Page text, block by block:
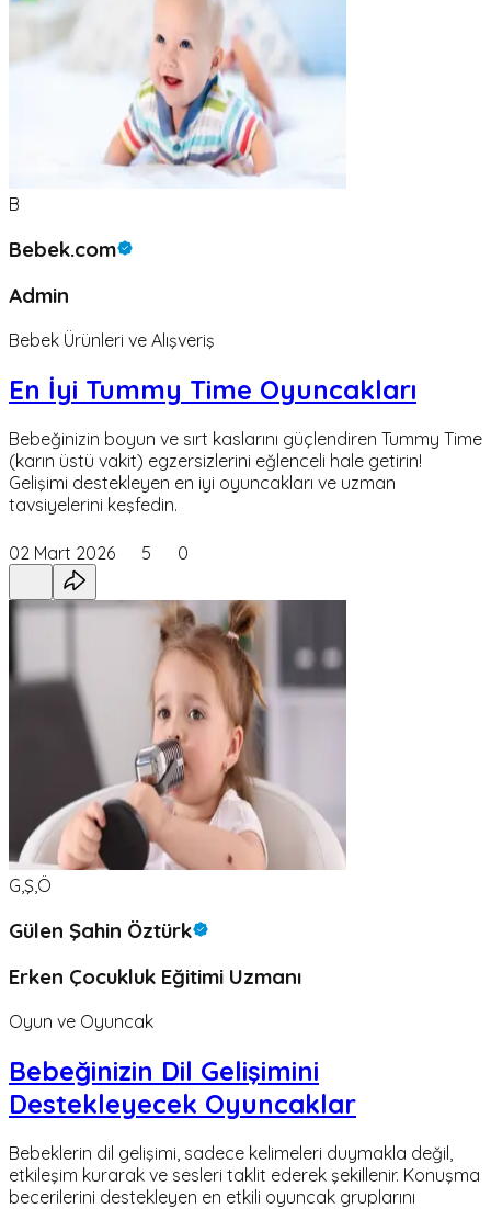
B
Bebek.com
Admin
Bebek Ürünleri ve Alışveriş
En İyi Tummy Time Oyuncakları
Bebeğinizin boyun ve sırt kaslarını güçlendiren Tummy Time
(karın üstü vakit) egzersizlerini eğlenceli hale getirin!
Gelişimi destekleyen en iyi oyuncakları ve uzman
tavsiyelerini keşfedin.
02 Mart 2026 5 0
G,Ş,Ö
Gülen Şahin Öztürk
Erken Çocukluk Eğitimi Uzmanı
Oyun ve Oyuncak
Bebeğinizin Dil Gelişimini
Destekleyecek Oyuncaklar
Bebeklerin dil gelişimi, sadece kelimeleri duymakla değil,
etkileşim kurarak ve sesleri taklit ederek şekillenir. Konuşma
becerilerini destekleyen en etkili oyuncak gruplarını